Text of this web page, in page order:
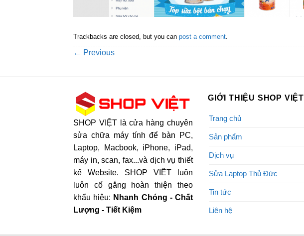
Trackbacks are closed, but you can post a comment.
← Previous
SHOP VIỆT là cửa hàng chuyên
sửa chữa máy tính để bàn PC,
Laptop, Macbook, iPhone, iPad,
máy in, scan, fax...và dịch vụ thiết
kế Website. SHOP VIỆT luôn
luôn cố gắng hoàn thiện theo
khẩu hiệu: Nhanh Chóng - Chất
Lượng - Tiết Kiệm
GIỚI THIỆU SHOP VIỆT
Trang chủ
Sản phẩm
Dịch vụ
Sửa Laptop Thủ Đức
Tin tức
Liên hệ